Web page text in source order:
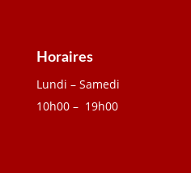
Horaires
Lundi – Samedi
10h00 – 19h00